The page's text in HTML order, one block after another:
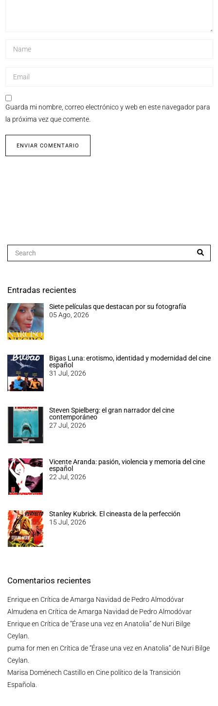
Guarda mi nombre, correo electrónico y web en este navegador para
la próxima vez que comente.
Entradas recientes
Siete películas que destacan por su fotografía
05 Ago, 2026
Bigas Luna: erotismo, identidad y modernidad del cine
español
31 Jul, 2026
Steven Spielberg: el gran narrador del cine
contemporáneo
27 Jul, 2026
Vicente Aranda: pasión, violencia y memoria del cine
español
22 Jul, 2026
Stanley Kubrick. El cineasta de la perfección
15 Jul, 2026
Comentarios recientes
Enriqueen Crítica de Amarga Navidad de Pedro Almodóvar
Almudena en Crítica de Amarga Navidad de Pedro Almodóvar
Enriqueen Crítica de “Érase una vez en Anatolia” de Nuri Bilge
Ceylan.
puma for men en Crítica de “Érase una vez en Anatolia” de Nuri Bilge
Ceylan.
Marisa Doménech Castilloen Cine político de la Transición
Española.